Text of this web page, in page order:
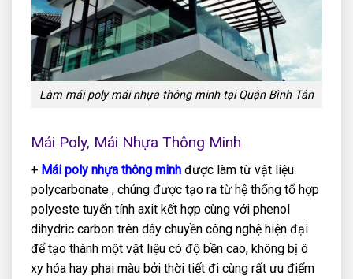
Làm mái poly mái nhựa thông minh tại Quận Bình Tân
Mái Poly, Mái Nhựa Thông Minh
+ Mái poly nhựa thông minh được làm từ vật liệu
polycarbonate , chúng được tạo ra từ hệ thống tổ hợp
polyeste tuyến tính axit kết hợp cùng với phenol
dihydric carbon trên dây chuyền công nghệ hiện đại
để tạo thành một vật liệu có độ bền cao, không bị ô
xy hóa hay phai màu bởi thời tiết đi cùng rất ưu điểm